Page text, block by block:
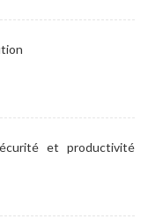
et productivité